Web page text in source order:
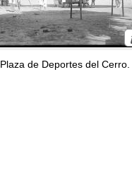
Plaza de Deportes del Cerro.